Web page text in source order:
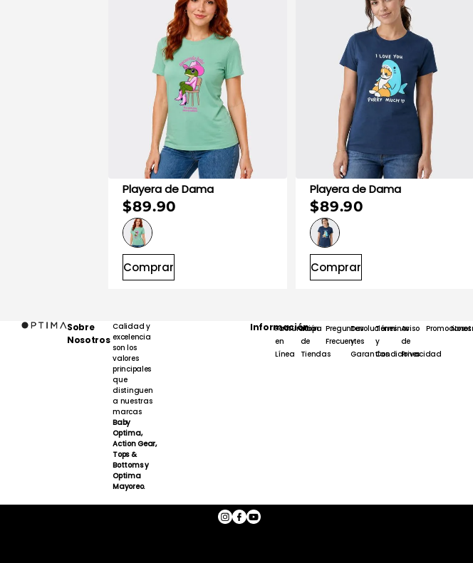
Playera de Dama
$89.90
Comprar
Playera de Dama
$89.90
Comprar
Sobre
Nosotros
Calidad y
excelencia
son los
valores
principales
que
distinguen
a nuestras
marcas
Baby
Optima,
Action Gear,
Tops &
Bottoms y
Optima
Mayoreo.
Información
Facturación
en
Línea
Mapa
de
Tiendas
Preguntas
Frecuentes
Devoluciones
y
Garantías
Términos
y
Condiciones
Aviso
de
Privacidad
Promociones